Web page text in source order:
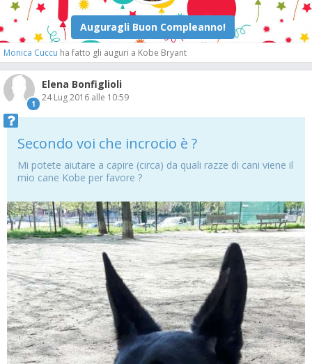
Monica Cuccu ha fatto gli auguri a Kobe Bryant
1
Elena Bonfiglioli
24 Lug 2016 alle 10:59
Secondo voi che incrocio è ?
Mi potete aiutare a capire (circa) da quali razze di cani viene il
mio cane Kobe per favore ?